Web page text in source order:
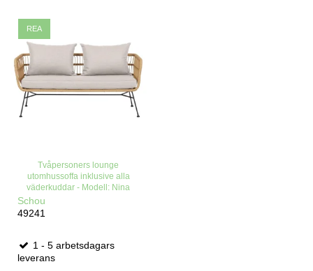
REA
Tvåpersoners lounge
utomhussoffa inklusive alla
väderkuddar - Modell: Nina
Schou
49241
1 - 5 arbetsdagars
leverans